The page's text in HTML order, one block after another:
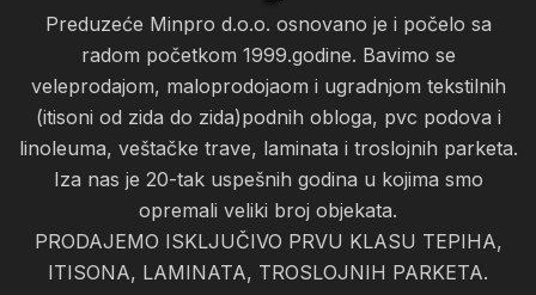
Preduzeće Minpro d.o.o. osnovano je i počelo sa
radom početkom 1999.godine. Bavimo se
veleprodajom, maloprodojaom i ugradnjom tekstilnih
(itisoni od zida do zida)podnih obloga, pvc podova i
linoleuma, veštačke trave, laminata i troslojnih parketa.
Iza nas je 20-tak uspešnih godina u kojima smo
opremali veliki broj objekata.
PRODAJEMO ISKLJUČIVO PRVU KLASU TEPIHA,
ITISONA, LAMINATA, TROSLOJNIH PARKETA.